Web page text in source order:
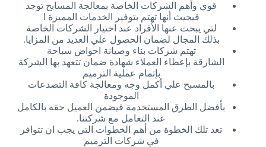
قوي وأهم الشركات الخاصة بمعالجة المسابح توجد
فيحيث أنها تهتم بتوفير الخدمات المميزة ا
لتي يبحث عنها الأفراد عند اختيار الشركات الخاصة
بذلك المجال لضمان الحصول علي العديد من المزايا.
تهتم شركات بناء وصيانة احواض سباحة
الشارقة بإعطاء العملاء شهادة ضمان تتعهد بها الشركة
بإتمام عملية الترميم
بالمسبح علي أكمل وجه ومعالجة كافة التصدعات
الموجودة
بأفضل الطرق المستخدمة فيضمن العميل حقه بالكامل
عند التعامل مع شركتنا.
تعد تلك الخطوة من أهم الخطوات التي يجب ان تتوافر
في شركات الترميم